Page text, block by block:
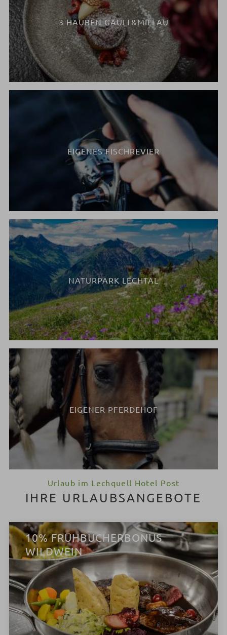
3 HAUBEN GAULT&MILLAU
EIGENES FISCHREVIER
NATURPARK LECHTAL
EIGENER PFERDEHOF
Urlaub im Lechquell Hotel Post
IHRE URLAUBSANGEBOTE
10% FRÜHBUCHERBONUS
WILDWEIN